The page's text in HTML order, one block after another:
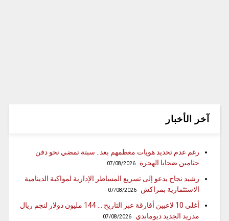
آخر الأخبار
رغم عدم تحديد هويات معظمهم بعد.. سبتة تمضي نحو دفن
جثامين ضحايا الهجرة
07/08/2026
رشيد نجاح يدعو إلى تسريع المساطر الإدارية لمواكبة الدينامية
الاستثمارية بمراكش
07/08/2026
أغلى 10 لاعبين أفارقة عبر التاريخ … 144 مليون دولار لنجم ريال
مدريد الجديد ديوماندي
07/08/2026